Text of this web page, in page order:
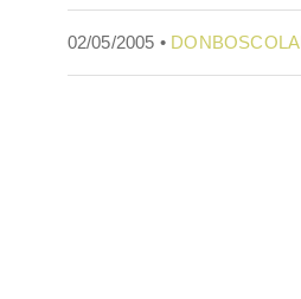
02/05/2005 •